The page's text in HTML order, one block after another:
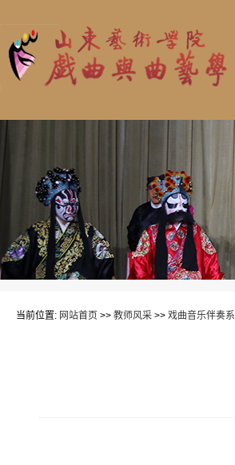
当前位置: 网站首页 >> 教师风采 >> 戏曲音乐伴奏系